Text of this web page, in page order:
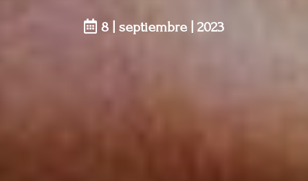
8 | septiembre | 2023